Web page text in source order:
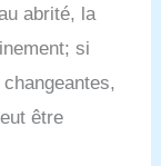
abrité, la
si
être